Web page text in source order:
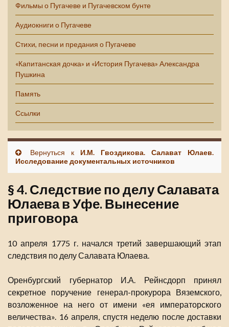
Фильмы о Пугачеве и Пугачевском бунте
Аудиокниги о Пугачеве
Стихи, песни и предания о Пугачеве
«Капитанская дочка» и «История Пугачева» Александра
Пушкина
Память
Ссылки
Вернуться к И.М. Гвоздикова. Салават Юлаев.
Исследование документальных источников
§ 4. Следствие по делу Салавата
Юлаева в Уфе. Вынесение
приговора
10 апреля 1775 г. начался третий завершающий этап
следствия по делу Салавата Юлаева.
Оренбургский губернатор И.А. Рейнсдорп принял
секретное поручение генерал-прокурора Вяземского,
возложенное на него от имени «ея императорского
величества». 16 апреля, спустя неделю после доставки